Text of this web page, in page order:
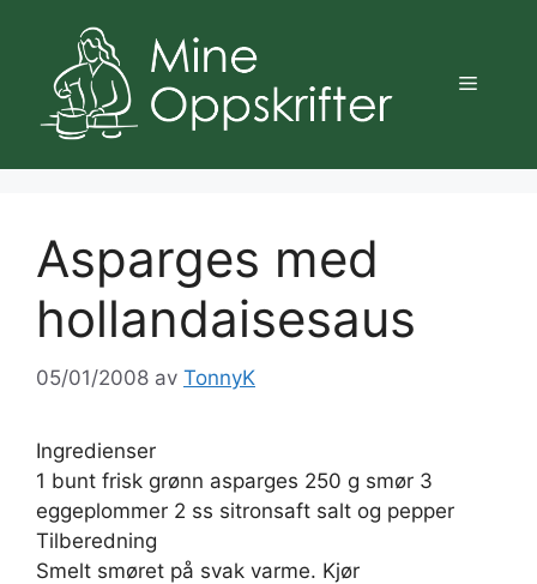
innhold
Meny
Asparges med
hollandaisesaus
05/01/2008 av TonnyK
Ingredienser
1 bunt frisk grønn asparges 250 g smør 3
eggeplommer 2 ss sitronsaft salt og pepper
Tilberedning
Smelt smøret på svak varme. Kjør